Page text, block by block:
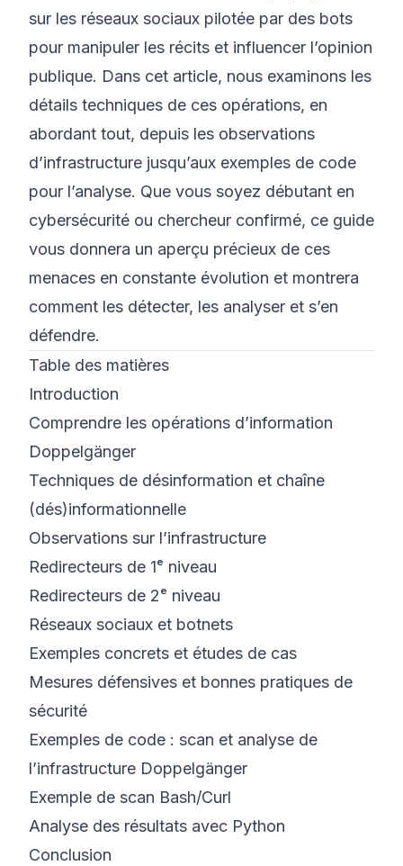
sur les réseaux sociaux pilotée par des bots
pour manipuler les récits et influencer l’opinion
publique. Dans cet article, nous examinons les
détails techniques de ces opérations, en
abordant tout, depuis les observations
d’infrastructure jusqu’aux exemples de code
pour l’analyse. Que vous soyez débutant en
cybersécurité ou chercheur confirmé, ce guide
vous donnera un aperçu précieux de ces
menaces en constante évolution et montrera
comment les détecter, les analyser et s’en
défendre.
Table des matières
Introduction
Comprendre les opérations d’information
Doppelgänger
Techniques de désinformation et chaîne
(dés)informationnelle
Observations sur l’infrastructure
Redirecteurs de 1ᵉ niveau
Redirecteurs de 2ᵉ niveau
Réseaux sociaux et botnets
Exemples concrets et études de cas
Mesures défensives et bonnes pratiques de
sécurité
Exemples de code : scan et analyse de
l’infrastructure Doppelgänger
Exemple de scan Bash/Curl
Analyse des résultats avec Python
Conclusion